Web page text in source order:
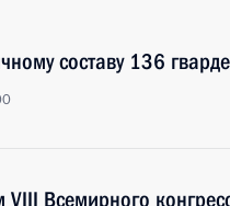
составу 136
VIII Всемирного